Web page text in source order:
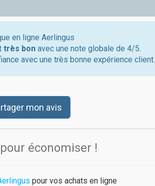
en ligne Aerlingus
très bon avec une note globale de 4/5.
avec une très bonne expérience client.
mon avis
économiser !
pour vos achats en ligne